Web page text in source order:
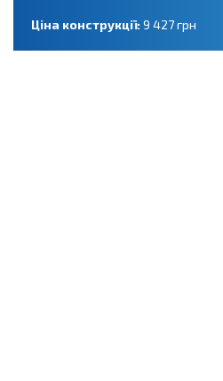
Ціна конструкції: 9 427 грн